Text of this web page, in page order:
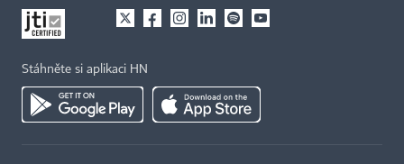
Stáhněte si aplikaci HN